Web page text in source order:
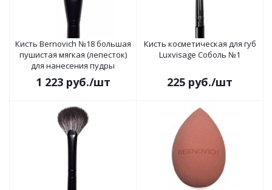
Кисть Bernovich №18 большая
пушистая мягкая (лепесток)
для нанесения пудры
1 223руб./шт
Кисть косметическая для губ
Luxvisage Соболь №1
225 руб./шт